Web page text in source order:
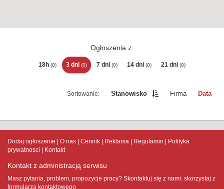
Ogłoszenia z:
18h (0) 3 dni (0) 7 dni (0) 14 dni (0) 21 dni (0)
Stanowisko Firma Data
Dodaj ogłoszenie O nas Cennik Reklama Regulamin
Polityka
prywatnosci
Kontakt
Kontakt z administracją serwisu
Masz pytania, problem, propozycje pracy? Skontaktuj się z nami: skorzystaj z
formularza kontaktowego